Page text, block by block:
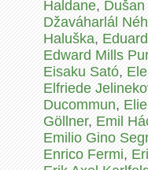
Haldane,
Džaváharlál
Haluška,
Edward Mills
Eisaku Sató,
Elfriede
Ducommun,
Göllner,Emil
Emilio Gino
Enrico Fermi,